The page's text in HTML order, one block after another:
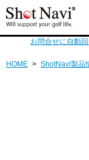
お問合せに自動
HOME > ShotNavi製品